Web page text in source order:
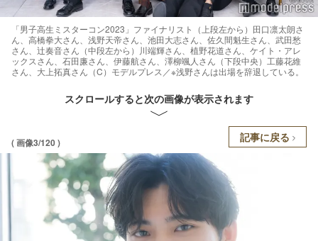
「男子高生ミスターコン2023」ファイナリスト（上段左から）田口凛太朗さ
ん、高橋拳大さん、浅野天帝さん、池田大志さん、佐久間魁生さん、武田愁
さん、辻奏音さん（中段左から）川端輝さん、植野花道さん、ケイト・アレ
ックスさん、石田廉さん、伊藤航さん、澤柳颯人さん（下段中央）工藤花維
さん、大上拓真さん（C）モデルプレス／※浅野さんは出場を辞退している。
スクロールすると次の画像が表示されます
( 画像3/120 ) 記事に戻る